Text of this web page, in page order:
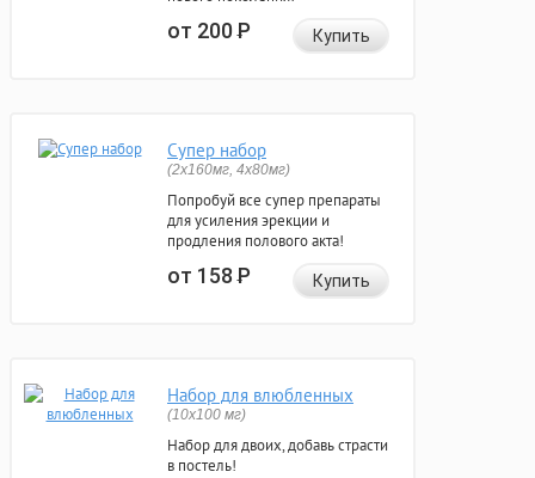
от 200Р Купить
Супер набор
(2х160мг, 4х80мг)
Попробуй все супер препараты
для усиления эрекции и
продления полового акта!
от 158Р Купить
Набор для влюбленных
(10х100 мг)
Набор для двоих, добавь страсти
в постель!